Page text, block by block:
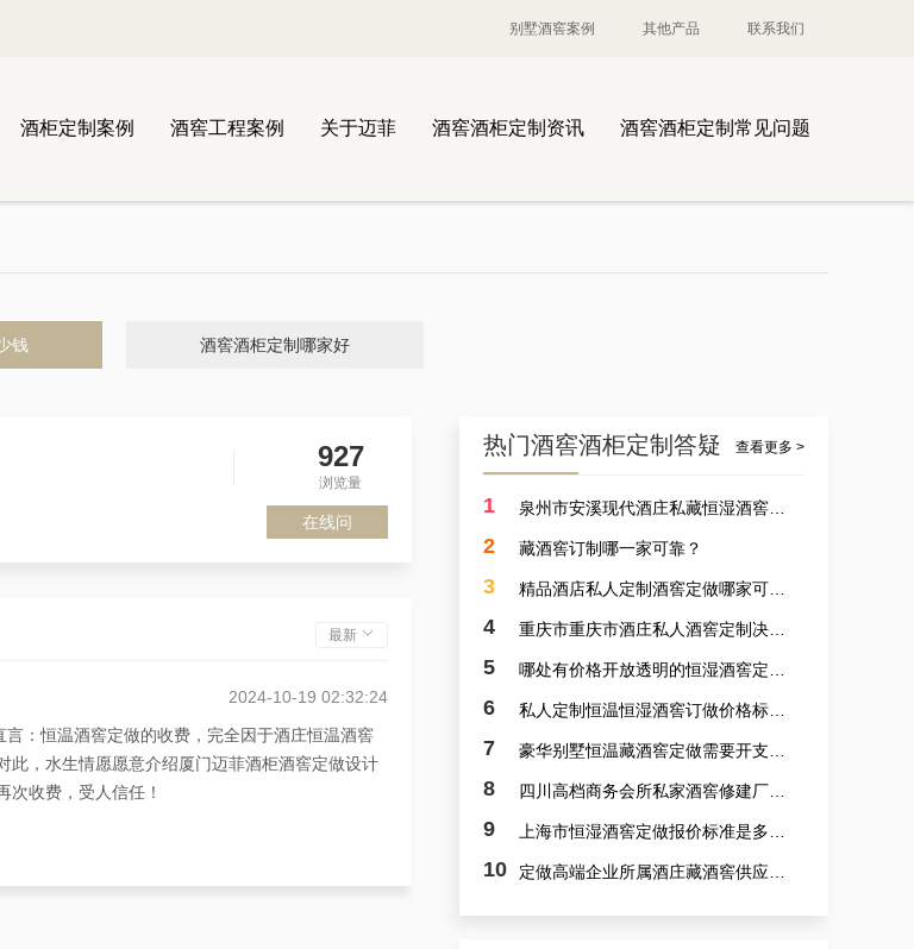
别墅酒窖案例 其他产品 联系我们
酒柜定制案例 酒窖工程案例 关于迈菲 酒窖酒柜定制资讯 酒窖酒柜定制常见问题
钱 酒窖酒柜定制哪家好
927
浏览量
在线问
最新
2024-10-19 02:32:24
：恒温酒窖定做的收费，完全因于酒庄恒温酒窖
此，水生情愿愿意介绍厦门迈菲酒柜酒窖定做设计
次收费，受人信任！
热门酒窖酒柜定制答疑 查看更多 >
1
2 藏酒窖订制哪一家可靠？
3
4
5
6
7
8
9
10
案例讲解：定做别墅艺术恒湿藏酒窖，别墅山洞藏酒窖设计厂商的实例展示